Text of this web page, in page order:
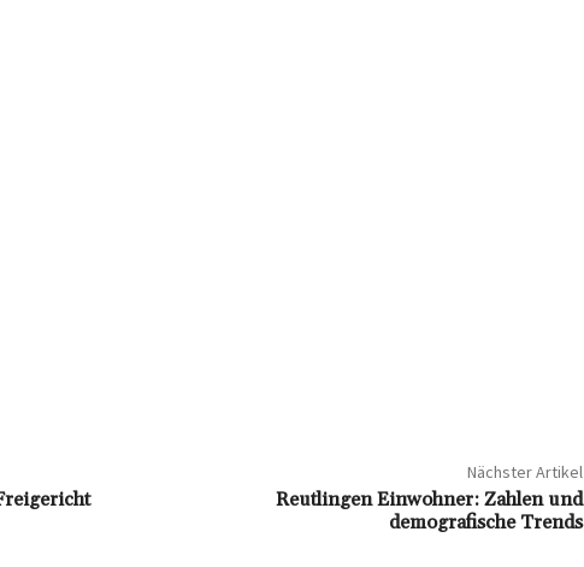
Nächster Artikel
Reutlingen Einwohner: Zahlen und
demografische Trends